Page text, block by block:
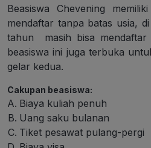
Beasiswa Chevening
mendaftar tanpa batas usia,
tahun masih bisa mendaftar
beasiswa ini juga terbuka
gelar kedua.
Cakupan beasiswa:
Biaya kuliah penuh
Uang saku bulanan
Tiket pesawat pulang-pergi